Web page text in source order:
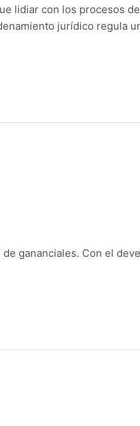
lidiar con los procesos
jurídico regula
gananciales. Con el